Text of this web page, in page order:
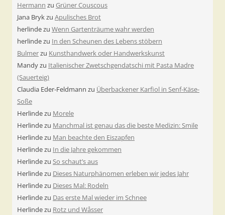
Hermann zu Grüner Couscous
Jana Brykzu Apulisches Brot
herlindezu Wenn Gartenträume wahr werden
herlindezu In den Scheunen des Lebens stöbern
Bulmerzu Kunsthandwerk oder Handwerkskunst
Mandyzu Italienischer Zwetschgendatschi mit Pasta Madre
(Sauerteig)
Claudia Eder-Feldmann zu Überbackener Karfiol in Senf-Käse-
Soße
Herlindezu Morele
Herlindezu Manchmal ist genau das die beste Medizin: Smile
Herlindezu Man beachte den Eiszapfen
Herlindezu In die Jahre gekommen
Herlindezu So schaut’s aus
Herlindezu Dieses Naturphänomen erleben wir jedes Jahr
Herlindezu Dieses Mal: Rodeln
Herlindezu Das erste Mal wieder im Schnee
Herlindezu Rotz und Wåsser